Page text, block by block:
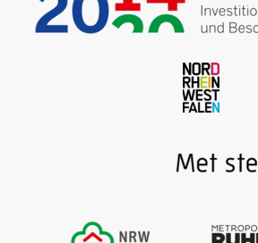
Neanderthalers, ridders en
de reis door verschillende
historisch stadspaleis uit 1605 met
tentoonstellingsruimte over de